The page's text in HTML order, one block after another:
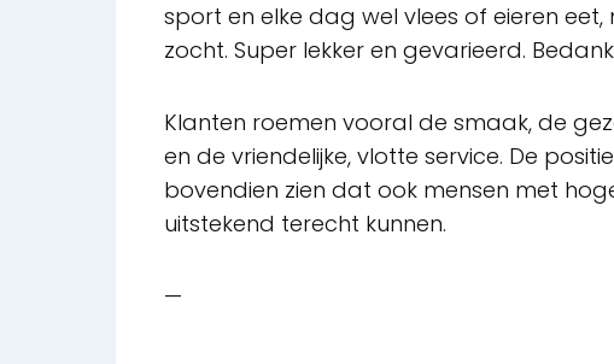
sport en elke dag wel vlees of eieren
zocht. Super lekker en gevarieerd.
Klanten roemen vooral de smaak, de
en de vriendelijke, vlotte service. De
bovendien zien dat ook mensen met
uitstekend terecht kunnen.
—